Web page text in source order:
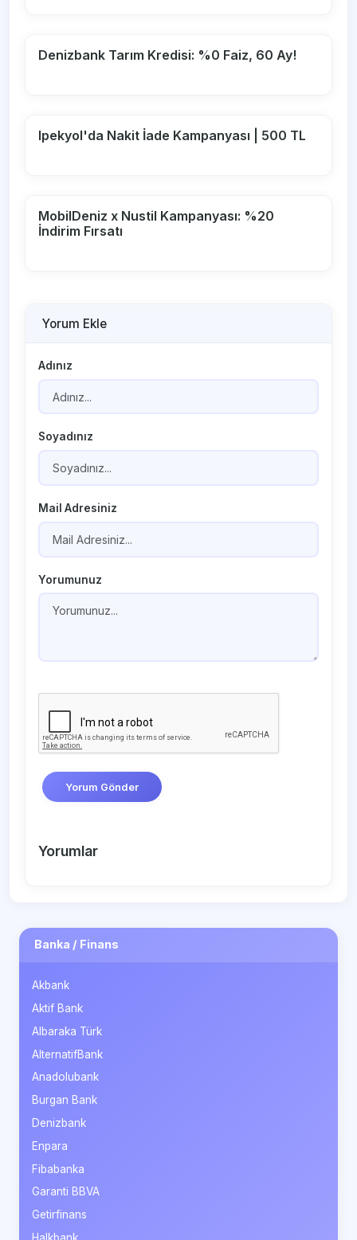
Denizbank Tarım Kredisi: %0 Faiz, 60 Ay!
Ipekyol'da Nakit İade Kampanyası | 500 TL
MobilDeniz x Nustil Kampanyası: %20
İndirim Fırsatı
Yorum Ekle
Adınız
Soyadınız
Mail Adresiniz
Yorumunuz
Yorum Gönder
Yorumlar
Banka / Finans
Akbank
Aktif Bank
Albaraka Türk
AlternatifBank
Anadolubank
Burgan Bank
Denizbank
Enpara
Fibabanka
Garanti BBVA
Getirfinans